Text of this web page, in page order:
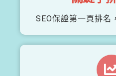
SEO保證第一頁排名